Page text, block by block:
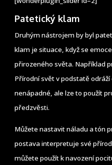
Patetický klam
Druhým nástrojem by byl
klam je situace, když se
přirozeného světa. Například
Přírodní svět v podstatě
nenápadné, ale lze to použít
předzvěsti.
Můžete nastavit náladu a tón
postava interpretuje své
můžete použít k navození